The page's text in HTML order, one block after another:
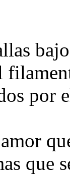
por
que